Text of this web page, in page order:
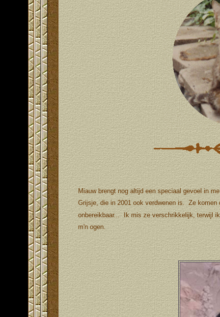
Miauw brengt nog altijd een speciaal gevoel in
Grijsje, die in 2001 ook verdwenen is. Ze
onbereikbaar... Ik mis ze verschrikkelijk, terwijl
m'n ogen.